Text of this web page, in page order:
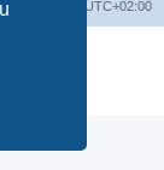
Zeiten sind UTC+02:00